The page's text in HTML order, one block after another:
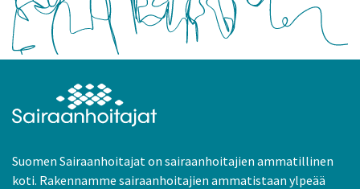
Suomen Sairaanhoitajat on sairaanhoitajien ammatillinen
koti. Rakennamme sairaanhoitajien ammatistaan ylpeää